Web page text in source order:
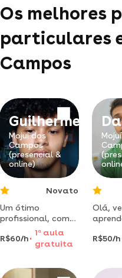
Os melhores
particulares
Campos
Guilherme
Mojuí dos
Campos
(presencial &
online)
Novato
Um ótimo
profissional, com
paixão por ensinar
alunos que vão
alcançar todo seu
R$60/h
1 aaula
gratuita
Olá,
R$50/h